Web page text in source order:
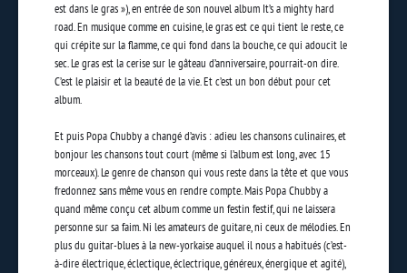
est dans le gras »), en entrée de son nouvel album It’s a mighty hard
road. En musique comme en cuisine, le gras est ce qui tient le reste, ce
qui crépite sur la flamme, ce qui fond dans la bouche, ce qui adoucit le
sec. Le gras est la cerise sur le gâteau d’anniversaire, pourrait-on dire.
C’est le plaisir et la beauté de la vie. Et c’est un bon début pour cet
album.
Et puis Popa Chubby a changé d’avis : adieu les chansons culinaires, et
bonjour les chansons tout court (même si l’album est long, avec 15
morceaux). Le genre de chanson qui vous reste dans la tête et que vous
fredonnez sans même vous en rendre compte. Mais Popa Chubby a
quand même conçu cet album comme un festin festif, qui ne laissera
personne sur sa faim. Ni les amateurs de guitare, ni ceux de mélodies. En
plus du guitar-blues à la new-yorkaise auquel il nous a habitués (c’est-
à-dire électrique, éclectique, éclectrique, généreux, énergique et agité),